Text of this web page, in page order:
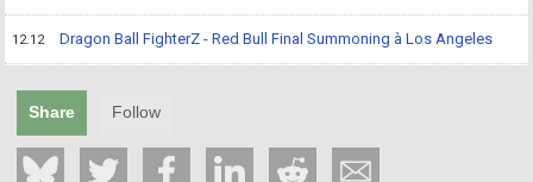
12.12 Dragon Ball FighterZ - Red Bull Final Summoning à Los Angeles
Share Follow